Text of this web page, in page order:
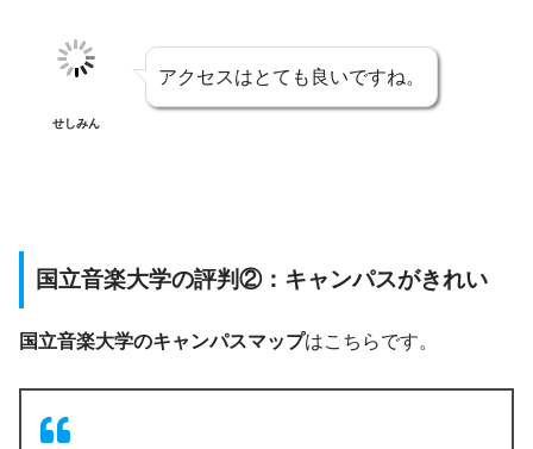
せしみん
アクセスはとても良いですね。
国立音楽大学の評判②：キャンパスがきれい
国立音楽大学のキャンパスマップはこちらです。